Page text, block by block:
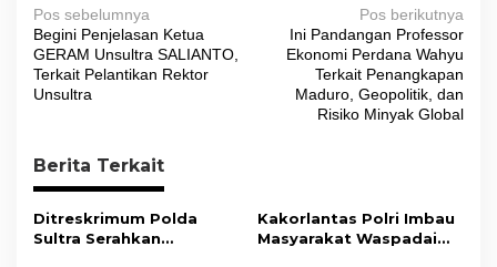
N
a
v
a
s
i
Pos sebelumnya
Begini Penjelasan Ketua
GERAM Unsultra SALIANTO,
Terkait Pelantikan Rektor
Unsultra
Pos berikutnya
Ini Pandangan Professor
Ekonomi Perdana Wahyu
Terkait Penangkapan
Maduro, Geopolitik, dan
Risiko Minyak Global
Berita Terkait
Ditreskrimum Polda
Sultra Serahkan
Kakorlantas Polri Imbau
Masyarakat Waspadai